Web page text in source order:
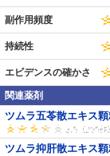
副作用頻度
持続性
エビデンスの確かさ
関連薬剤
ツムラ五苓散エキス顆
ツムラ抑肝散エキス顆